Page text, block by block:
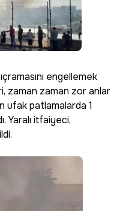
engellemek
zaman zaman zor anlar
ufak patlamalarda 1
Yaralı itfaiyeci,